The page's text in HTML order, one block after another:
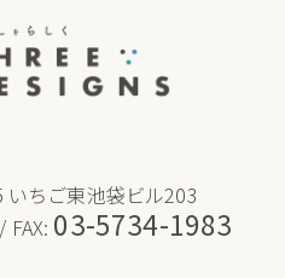
ちご東池袋ビル203
/ FAX: 03-5734-1983